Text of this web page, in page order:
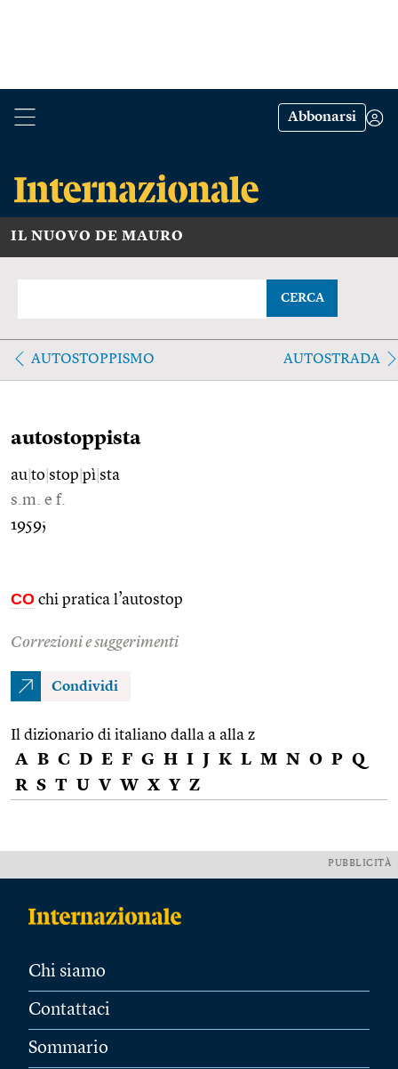
Abbonarsi
IL NUOVO DE MAURO
CERCA
AUTOSTOPPISMO AUTOSTRADA
autostoppista
au to stop pì sta
s.m. e f.
1959;
CO chi pratica l’autostop
Correzioni e suggerimenti
Condividi
Il dizionario di italiano dalla a alla z
A B C D E F G H I J K L M N O P Q
R S T U V W X Y Z
PUBBLICITÀ
Chi siamo
Contattaci
Sommario